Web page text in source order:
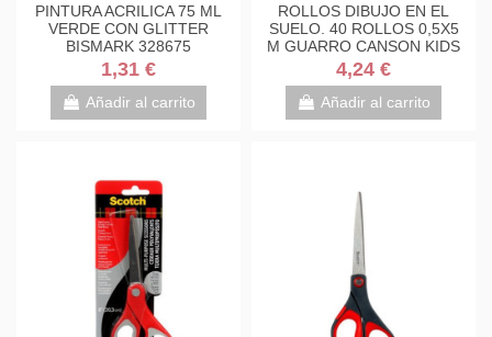
PINTURA ACRILICA 75 ML
VERDE CON GLITTER
BISMARK 328675
1,31 €
Añadir al carrito
ROLLOS DIBUJO EN EL
SUELO. 40 ROLLOS 0,5X5
M GUARRO CANSON KIDS
C200003210
4,24 €
Añadir al carrito